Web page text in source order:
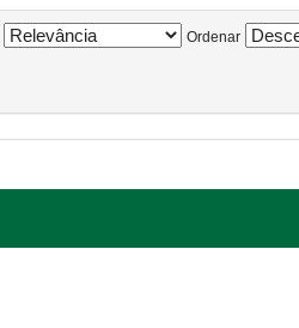
Ordenar